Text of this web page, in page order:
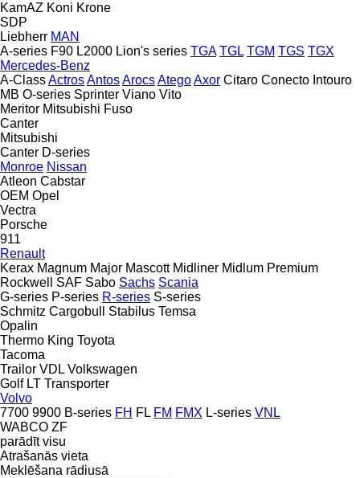
KamAZ Koni Krone
SDP
Liebherr MAN
A-series F90 L2000 Lion's series TGA TGL TGM TGS TGX
Mercedes-Benz
A-ClassActrosAntosArocsAtegoAxor Citaro Conecto Intouro
MB O-series Sprinter Viano Vito
Meritor Mitsubishi Fuso
Canter
Mitsubishi
Canter D-series
Monroe Nissan
Atleon Cabstar
OEM Opel
Vectra
Porsche
911
Renault
Kerax Magnum Major Mascott Midliner Midlum Premium
Rockwell
SAF Sabo Sachs Scania
G-series P-series R-series S-series
Schmitz Cargobull
Stabilus Temsa
Opalin
Thermo King Toyota
Tacoma
Trailor VDL Volkswagen
Golf LT Transporter
Volvo
7700 9900 B-series FH FL FM FMX L-series VNL
WABCO ZF
parādīt visu
Atrašanās vieta
Meklēšana rādiusā